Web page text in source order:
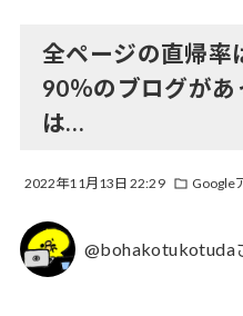
全ページの直帰率
90％のブログが
は…
2022年11月13日 22:29 Google
@bohakotukotuda